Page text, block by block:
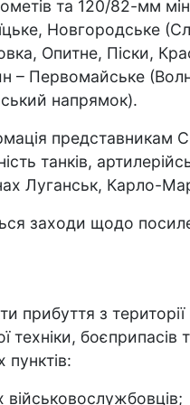
та 120/82-мм
Новгородське
Опитне, Піски,
– Первомайське
напрямок).
представникам
танків,
Луганськ, Карло-
заходи щодо
прибуття з території
техніки, боєприпасів
пунктів: